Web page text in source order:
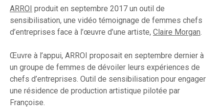
ARROI produit en septembre 2017 un outil de
sensibilisation, une vidéo témoignage de femmes chefs
d’entreprises face à l’œuvre d’une artiste, Claire Morgan.
Œuvre à l’appui, ARROI proposait en septembre dernier à
un groupe de femmes de dévoiler leurs expériences de
chefs d’entreprises. Outil de sensibilisation pour engager
une résidence de production artistique pilotée par
Françoise.